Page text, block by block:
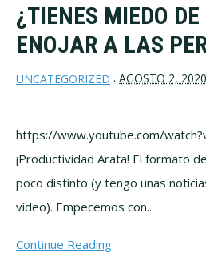
¿TIENES MIEDO
ENOJAR A LAS
UNCATEGORIZED · AGOSTO 2, 2020
https://www.youtube.com/
¡Productividad Arata! El formato
poco distinto (y tengo unas
vídeo). Empecemos con...
Continue Reading